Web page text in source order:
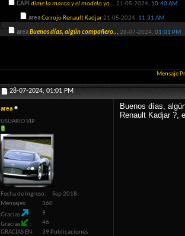
CAPI dime la marca y el modelo yo... 21-05-2024, 10:40 AM
areaCerrojo Renault Kadjar21-05-2024, 11:31 AM
areaBuenos días, algún compañero... 28-07-2024, 01:01 PM
Mensaje
28-07-2024, 01:01 PM
area
USUARIO VIP
Fecha de Ingreso
Sep 2018
Mensajes
360
Gracias
9
Gracias
46
GRACIAS EN
39 Publicaciones
Buenos días,
Renault Kadjar ?,